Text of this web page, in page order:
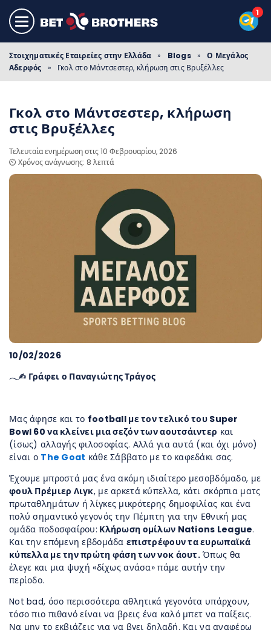
Στοιχηματικές Εταιρείες στην Ελλάδα » Blogs »
Ο Μεγάλος
Αδερφός
» Γκολ στο Μάντσεστερ, κλήρωση στις Βρυξέλλες
Γκολ στο Μάντσεστερ, κλήρωση
στις Βρυξέλλες
Τελευταία ενημέρωση στις 10 Φεβρουαρίου, 2026
⏲️ Χρόνος ανάγνωσης: 8 λεπτά
10/02/2026
𓂃✍︎ Γράφει ο Παναγιώτης Τράγος
Μας άφησε και το football με τον τελικό του Super
Bowl 60 να κλείνει μια σεζόν των αουτσάιντερ και
(ίσως) αλλαγής φιλοσοφίας. Αλλά για αυτά (και όχι μόνο)
είναι ο The Goat κάθε Σάββατο με το καφεδάκι σας.
Έχουμε μπροστά μας ένα ακόμη ιδιαίτερο μεσοβδόμαδο, με
φουλ Πρέμιερ Λιγκ, με αρκετά κύπελλα, κάτι σκόρπια ματς
πρωταθλημάτων ή λίγκες μικρότερης δημοφιλίας και ένα
πολύ σημαντικό γεγονός την Πέμπτη για την Εθνική μας
ομάδα ποδοσφαίρου: Κλήρωση ομίλων Nations League.
Και την επόμενη εβδομάδα επιστρέφουν τα ευρωπαϊκά
κύπελλα με την πρώτη φάση των νοκ άουτ.Όπως θα
έλεγε και μια ψυχή «δίχως ανάσα» πάμε αυτήν την
περίοδο.
Not bad, όσο περισσότερα αθλητικά γεγονότα υπάρχουν,
τόσο πιο πιθανό είναι να βρεις ένα καλό μπετ να παίξεις.
Να μην το εκβιάζεις για να βγει δηλαδή. Και να αναφέρω